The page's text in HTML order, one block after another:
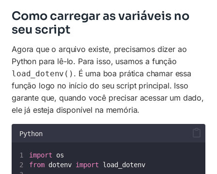
Como carregar as variáveis no
seu script
Agora que o arquivo existe, precisamos dizer ao
Python para lê-lo. Para isso, usamos a função
load_dotenv() . É uma boa prática chamar essa
função logo no início do seu script principal. Isso
garante que, quando você precisar acessar um dado,
ele já esteja disponível na memória.
Python
import os
from dotenv import load_dotenv